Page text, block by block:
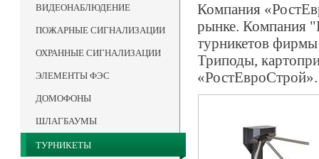
ВИДЕОНАБЛЮДЕНИЕ
ПОЖАРНЫЕ СИГНАЛИЗАЦИИ
ОХРАННЫЕ СИГНАЛИЗАЦИИ
ЭЛЕМЕНТЫ ФЭС
ДОМОФОНЫ
ШЛАГБАУМЫ
ТУРНИКЕТЫ
Компания
рынке. Компания
турникетов
Триподы,
«РостЕвроСтрой».